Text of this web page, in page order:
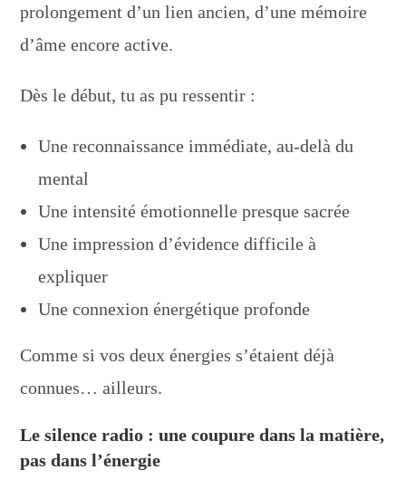
prolongement d’un lien ancien, d’une mémoire
d’âme encore active.
Dès le début, tu as pu ressentir :
Une reconnaissance immédiate, au-delà du
mental
Une intensité émotionnelle presque sacrée
Une impression d’évidence difficile à
expliquer
Une connexion énergétique profonde
Comme si vos deux énergies s’étaient déjà
connues… ailleurs.
Le silence radio : une coupure dans la matière,
pas dans l’énergie